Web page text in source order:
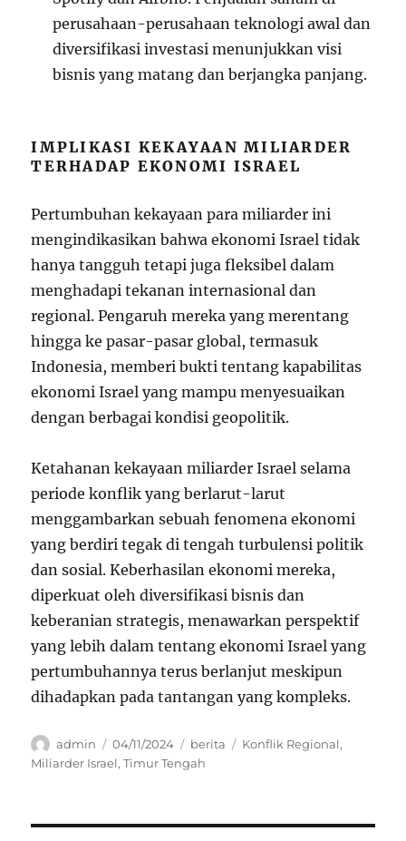
perusahaan-perusahaan teknologi awal dan
diversifikasi investasi menunjukkan visi
bisnis yang matang dan berjangka panjang.
IMPLIKASI KEKAYAAN MILIARDER
TERHADAP EKONOMI ISRAEL
Pertumbuhan kekayaan para miliarder ini
mengindikasikan bahwa ekonomi Israel tidak
hanya tangguh tetapi juga fleksibel dalam
menghadapi tekanan internasional dan
regional. Pengaruh mereka yang merentang
hingga ke pasar-pasar global, termasuk
Indonesia, memberi bukti tentang kapabilitas
ekonomi Israel yang mampu menyesuaikan
dengan berbagai kondisi geopolitik.
Ketahanan kekayaan miliarder Israel selama
periode konflik yang berlarut-larut
menggambarkan sebuah fenomena ekonomi
yang berdiri tegak di tengah turbulensi politik
dan sosial. Keberhasilan ekonomi mereka,
diperkuat oleh diversifikasi bisnis dan
keberanian strategis, menawarkan perspektif
yang lebih dalam tentang ekonomi Israel yang
pertumbuhannya terus berlanjut meskipun
dihadapkan pada tantangan yang kompleks.
Author
admin
Posted
on
04/11/2024 Categories
berita Tags
Konflik Regional,
Miliarder Israel,Timur Tengah